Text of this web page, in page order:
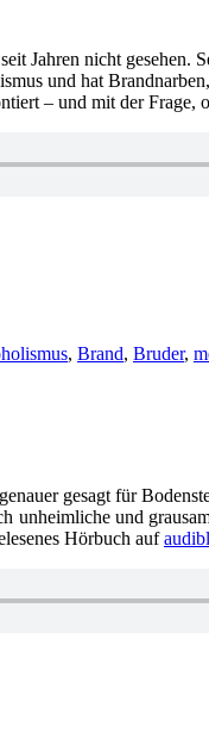
Jahren nicht gesehen.
und hat
– und mit der
, Brand, Bruder,
gesagt für
unheimliche und
Hörbuch auf